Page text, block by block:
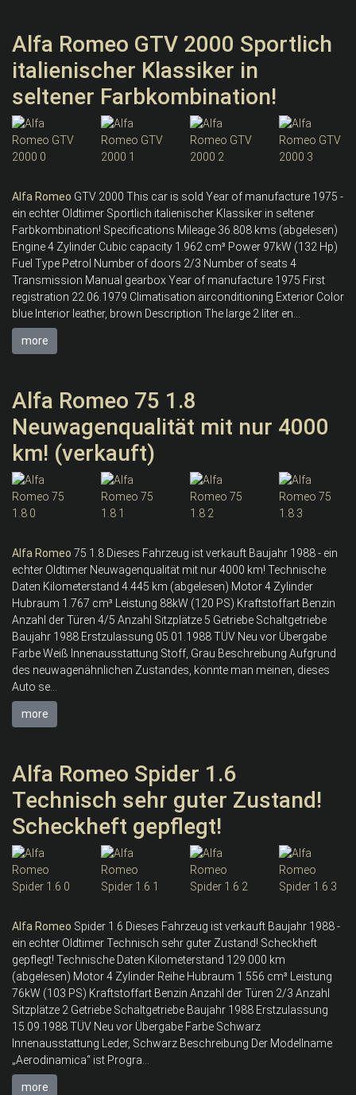
Alfa Romeo GTV 2000 Sportlich
italienischer Klassiker in
seltener Farbkombination!
Alfa Romeo GTV 2000 This car is sold Year of manufacture 1975 -
ein echter Oldtimer Sportlich italienischer Klassiker in seltener
Farbkombination! Specifications Mileage 36.808 kms (abgelesen)
Engine 4 Zylinder Cubic capacity 1.962 cm³ Power 97kW (132 Hp)
Fuel Type Petrol Number of doors 2/3 Number of seats 4
Transmission Manual gearbox Year of manufacture 1975 First
registration 22.06.1979 Climatisation airconditioning Exterior Color
blue Interior leather, brown Description The large 2 liter en...
more
Alfa Romeo 75 1.8
Neuwagenqualität mit nur 4000
km! (verkauft)
Alfa Romeo 75 1.8 Dieses Fahrzeug ist verkauft Baujahr 1988 - ein
echter Oldtimer Neuwagenqualität mit nur 4000 km! Technische
Daten Kilometerstand 4.445 km (abgelesen) Motor 4 Zylinder
Hubraum 1.767 cm³ Leistung 88kW (120 PS) Kraftstoffart Benzin
Anzahl der Türen 4/5 Anzahl Sitzplätze 5 Getriebe Schaltgetriebe
Baujahr 1988 Erstzulassung 05.01.1988 TÜV Neu vor Übergabe
Farbe Weiß Innenausstattung Stoff, Grau Beschreibung Aufgrund
des neuwagenähnlichen Zustandes, könnte man meinen, dieses
Auto se...
more
Alfa Romeo Spider 1.6
Technisch sehr guter Zustand!
Scheckheft gepflegt!
Alfa Romeo Spider 1.6 Dieses Fahrzeug ist verkauft Baujahr 1988 -
ein echter Oldtimer Technisch sehr guter Zustand! Scheckheft
gepflegt! Technische Daten Kilometerstand 129.000 km
(abgelesen) Motor 4 Zylinder Reihe Hubraum 1.556 cm³ Leistung
76kW (103 PS) Kraftstoffart Benzin Anzahl der Türen 2/3 Anzahl
Sitzplätze 2 Getriebe Schaltgetriebe Baujahr 1988 Erstzulassung
15.09.1988 TÜV Neu vor Übergabe Farbe Schwarz
Innenausstattung Leder, Schwarz Beschreibung Der Modellname
„Aerodinamica“ ist Progra...
more